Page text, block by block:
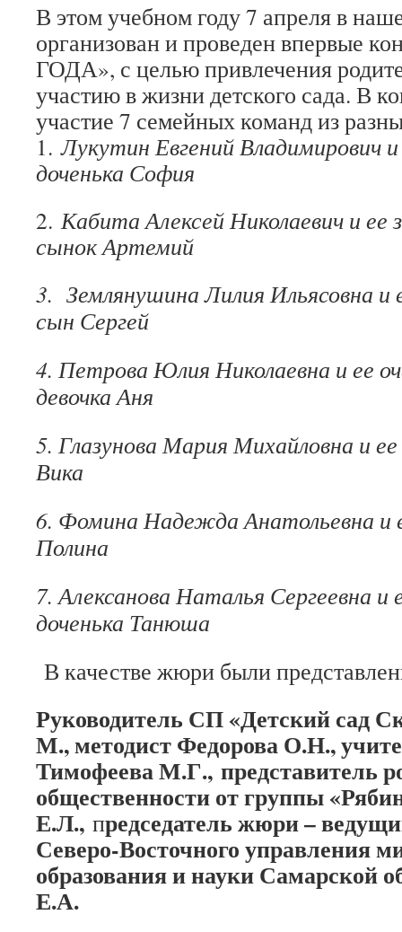
В этом учебном году 7 апреля в
организован и проведен впервые
ГОДА», с целью привлечения
участию в жизни детского сада. В
участие 7 семейных команд из
1.Лукутин Евгений Владимирович и
доченька София
2.Кабита Алексей Николаевич и ее
сынок Артемий
3. Землянушина Лилия Ильясовна и
сын Сергей
4. Петрова Юлия Николаевна и ее
девочка Аня
5. Глазунова Мария Михайловна и
Вика
6. Фомина Надежда Анатольевна и
Полина
7. Алексанова Наталья Сергеевна и
доченька Танюша
В качестве жюри были
Руководитель СП «Детский сад
М., методист Федорова О.Н.,
Тимофеева М.Г., представитель
общественности от группы
Е.Л., председатель жюри –
Северо-Восточного управления
образования и науки Самарской
Е.А.